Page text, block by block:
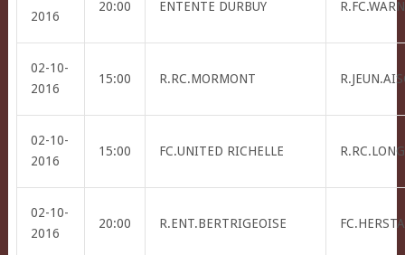
2016
20:00 ENTENTE DURBUY
02-10-
2016
15:00 R.RC.MORMONT
02-10-
2016
15:00 FC.UNITED RICHELLE
02-10-
2016
20:00 R.ENT.BERTRIGEOISE